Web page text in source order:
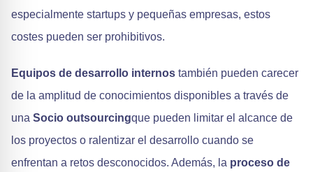
especialmente startups y pequeñas empresas, estos
costes pueden ser prohibitivos.
Equipos de desarrollo internos también pueden carecer
de la amplitud de conocimientos disponibles a través de
una Socio outsourcingque pueden limitar el alcance de
los proyectos o ralentizar el desarrollo cuando se
enfrentan a retos desconocidos. Además, la proceso de